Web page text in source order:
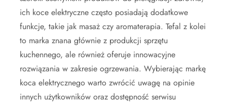
ich koce elektryczne często posiadają dodatkowe
funkcje, takie jak masaż czy aromaterapia. Tefal z kolei
to marka znana głównie z produkcji sprzętu
kuchennego, ale również oferuje innowacyjne
rozwiązania w zakresie ogrzewania. Wybierając markę
koca elektrycznego warto zwrócić uwagę na opinie
innych użytkowników oraz dostępność serwisu